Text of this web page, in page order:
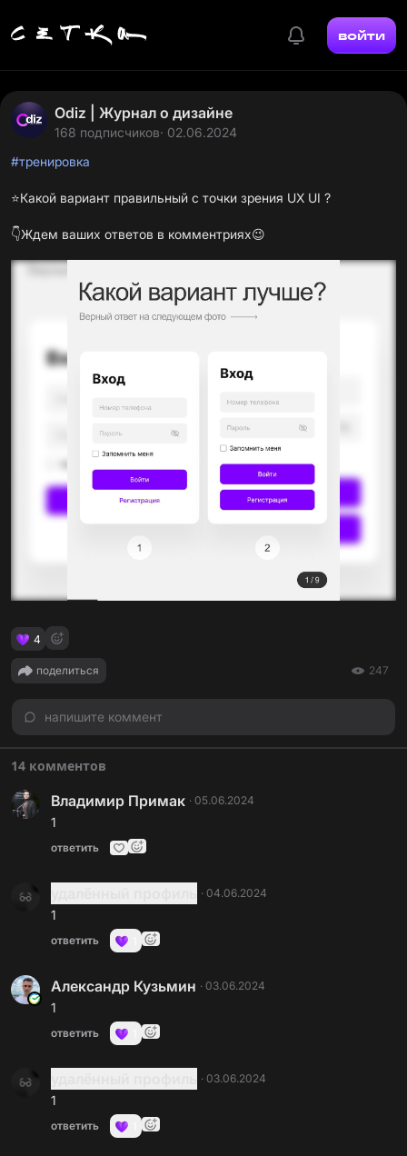
войти
Odiz | Журнал о дизайне
168 подписчиков· 02.06.2024
#тренировка
⭐️Какой вариант правильный с точки зрения UX UI ?
👇Ждем ваших ответов в комментриях😉
4
поделиться 247
напишите коммент
14 комментов
Владимир Примак · 05.06.2024
1
ответить
· 04.06.2024
1
ответить
Александр Кузьмин · 03.06.2024
1
ответить
· 03.06.2024
1
ответить